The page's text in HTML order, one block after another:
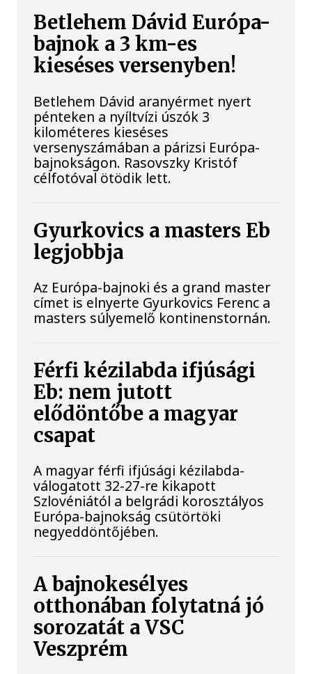
Betlehem Dávid Európa-
bajnok a 3 km-es
kieséses versenyben!
Betlehem Dávid aranyérmet nyert
pénteken a nyíltvízi úszók 3
kilométeres kieséses
versenyszámában a párizsi Európa-
bajnokságon. Rasovszky Kristóf
célfotóval ötödik lett.
Gyurkovics a masters Eb
legjobbja
Az Európa-bajnoki és a grand master
címet is elnyerte Gyurkovics Ferenc a
masters súlyemelő kontinenstornán.
Férfi kézilabda ifjúsági
Eb: nem jutott
elődöntőbe a magyar
csapat
A magyar férfi ifjúsági kézilabda-
válogatott 32-27-re kikapott
Szlovéniától a belgrádi korosztályos
Európa-bajnokság csütörtöki
negyeddöntőjében.
A bajnokesélyes
otthonában folytatná jó
sorozatát a VSC
Veszprém